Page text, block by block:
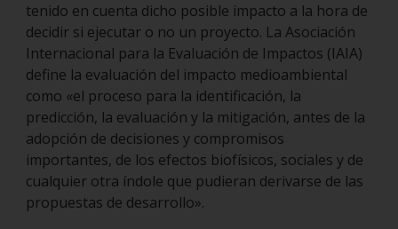
tenido en cuenta dicho posible impacto a la hora de
decidir si ejecutar o no un proyecto. La Asociación
Internacional para la Evaluación de Impactos (IAIA)
define la evaluación del impacto medioambiental
como «el proceso para la identificación, la
predicción, la evaluación y la mitigación, antes de la
adopción de decisiones y compromisos
importantes, de los efectos biofísicos, sociales y de
cualquier otra índole que pudieran derivarse de las
propuestas de desarrollo».